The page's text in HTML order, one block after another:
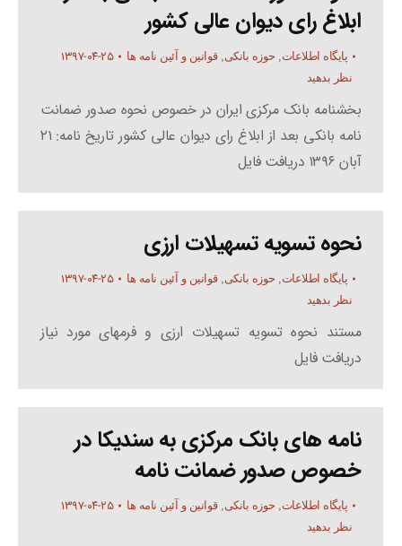
ابلاغ رای دیوان عالی کشور
پایگاه اطلاعات, حوزه بانکی,قوانین و آئین نامه ها ۱۳۹۷-۰۴-۲۵
نظر بدهید
بخشنامه بانک مرکزی ایران در خصوص نحوه صدور ضمانت
نامه بانکی بعد از ابلاغ رای دیوان عالی کشور تاریخ نامه: ۲۱
آبان ۱۳۹۶ دریافت فایل
نحوه تسویه تسهیلات ارزی
پایگاه اطلاعات, حوزه بانکی,قوانین و آئین نامه ها ۱۳۹۷-۰۴-۲۵
نظر بدهید
مستند نحوه تسویه تسهیلات ارزی و فرمهای مورد نیاز
دریافت فایل
نامه های بانک مرکزی به سندیکا در
خصوص صدور ضمانت نامه
پایگاه اطلاعات, حوزه بانکی,قوانین و آئین نامه ها ۱۳۹۷-۰۴-۲۵
نظر بدهید